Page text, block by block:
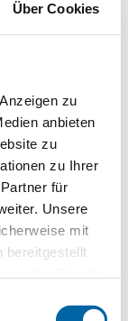
Über Cookies
zu
anbieten
zu
zu Ihrer
für
Unsere
mit
bereitgestellt